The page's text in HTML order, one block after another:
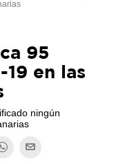
95
19 en las
ningún